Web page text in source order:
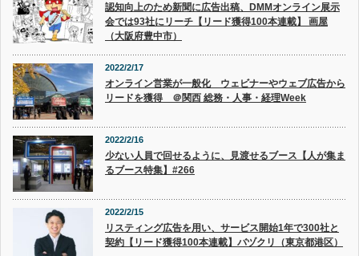
認知向上のため新聞に広告出稿、DMMオンライン展示
会では93社にリーチ【リード獲得100本連載】 画屋
（大阪府豊中市）
2022/2/17
オンライン営業が一般化 ウェビナーやウェブ広告から
リードを獲得 ＠関西 総務・人事・経理Week
2022/2/16
少ない人員で回せるように、見渡せるブース【人が集ま
るブース特集】#266
2022/2/15
リスティング広告を用い、サービス開始1年で300社と
契約【リード獲得100本連載】バヅクリ（東京都港区）